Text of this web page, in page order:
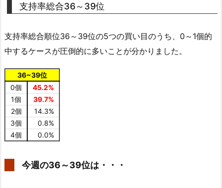
支持率総合36～39位
支持率総合順位36～39位の5つの買い目のうち、0～1個的
中するケースが圧倒的に多いことが分かりました。
36~39位
0個
45.2%
1個
39.7%
2個
14.3%
3個
0.8%
4個
0.0%
今週の36～39位は・・・